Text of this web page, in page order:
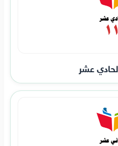
عشر